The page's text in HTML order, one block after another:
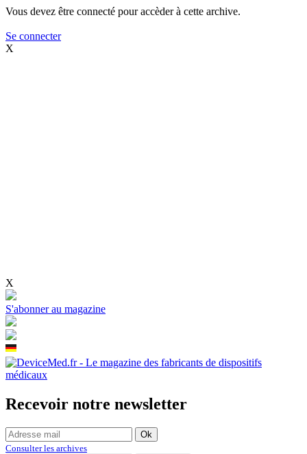
Vous devez être connecté pour accèder à cette archive.
Se connecter
X
X
S'abonner au magazine
Recevoir notre newsletter
Consulter les archives